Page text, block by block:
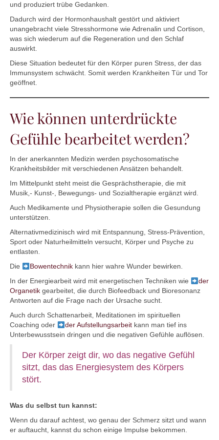
und produziert trübe Gedanken.
Dadurch wird der Hormonhaushalt gestört und aktiviert
unangebracht viele Stresshormone wie Adrenalin und Cortison,
was sich wiederum auf die Regeneration und den Schlaf
auswirkt.
Diese Situation bedeutet für den Körper puren Stress, der das
Immunsystem schwächt. Somit werden Krankheiten Tür und Tor
geöffnet.
Wie können unterdrückte
Gefühle bearbeitet werden?
In der anerkannten Medizin werden psychosomatische
Krankheitsbilder mit verschiedenen Ansätzen behandelt.
Im Mittelpunkt steht meist die Gesprächstherapie, die mit
Musik,- Kunst-, Bewegungs- und Sozialtherapie ergänzt wird.
Auch Medikamente und Physiotherapie sollen die Gesundung
unterstützen.
Alternativmedizinisch wird mit Entspannung, Stress-Prävention,
Sport oder Naturheilmitteln versucht, Körper und Psyche zu
entlasten.
Die
Bowentechnikkann hier wahre Wunder bewirken.
In der Energiearbeit wird mit energetischen Techniken wie
der
Organetik gearbeitet, die durch Biofeedback und Bioresonanz
Antworten auf die Frage nach der Ursache sucht.
Auch durch Schattenarbeit, Meditationen im spirituellen
Coaching oder
der Aufstellungsarbeitkann man tief ins
Unterbewusstsein dringen und die negativen Gefühle auflösen.
Der Körper zeigt dir, wo das negative Gefühl
sitzt, das das Energiesystem des Körpers
stört.
Was du selbst tun kannst:
Wenn du darauf achtest, wo genau der Schmerz sitzt und wann
er auftaucht, kannst du schon einige Impulse bekommen.